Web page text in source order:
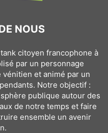
NOUS
citoyen francophone à
par un personnage
et animé par un
Notre objectif :
publique autour des
de notre temps et faire
ensemble un avenir